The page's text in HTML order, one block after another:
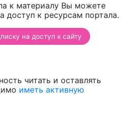
к материалу Вы можете
доступ к ресурсам портала.
на доступ к сайту
читать и оставлять
иметь активную